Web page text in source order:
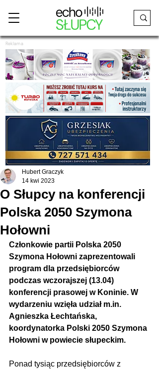
Reklama
O Słupcy na konferencji
Polska 2050 Szymona
Hołowni
Hubert Graczyk
14 kwi 2023
Członkowie partii Polska 2050
Szymona Hołowni zaprezentowali
program dla przedsiębiorców
podczas wczorajszej (13.04)
konferencji prasowej w Koninie. W
wydarzeniu wzięła udział m.in.
Agnieszka Łechtańska,
koordynatorka Polski 2050 Szymona
Hołowni w powiecie słupeckim.
Ponad tysiąc przedsiębiorców z